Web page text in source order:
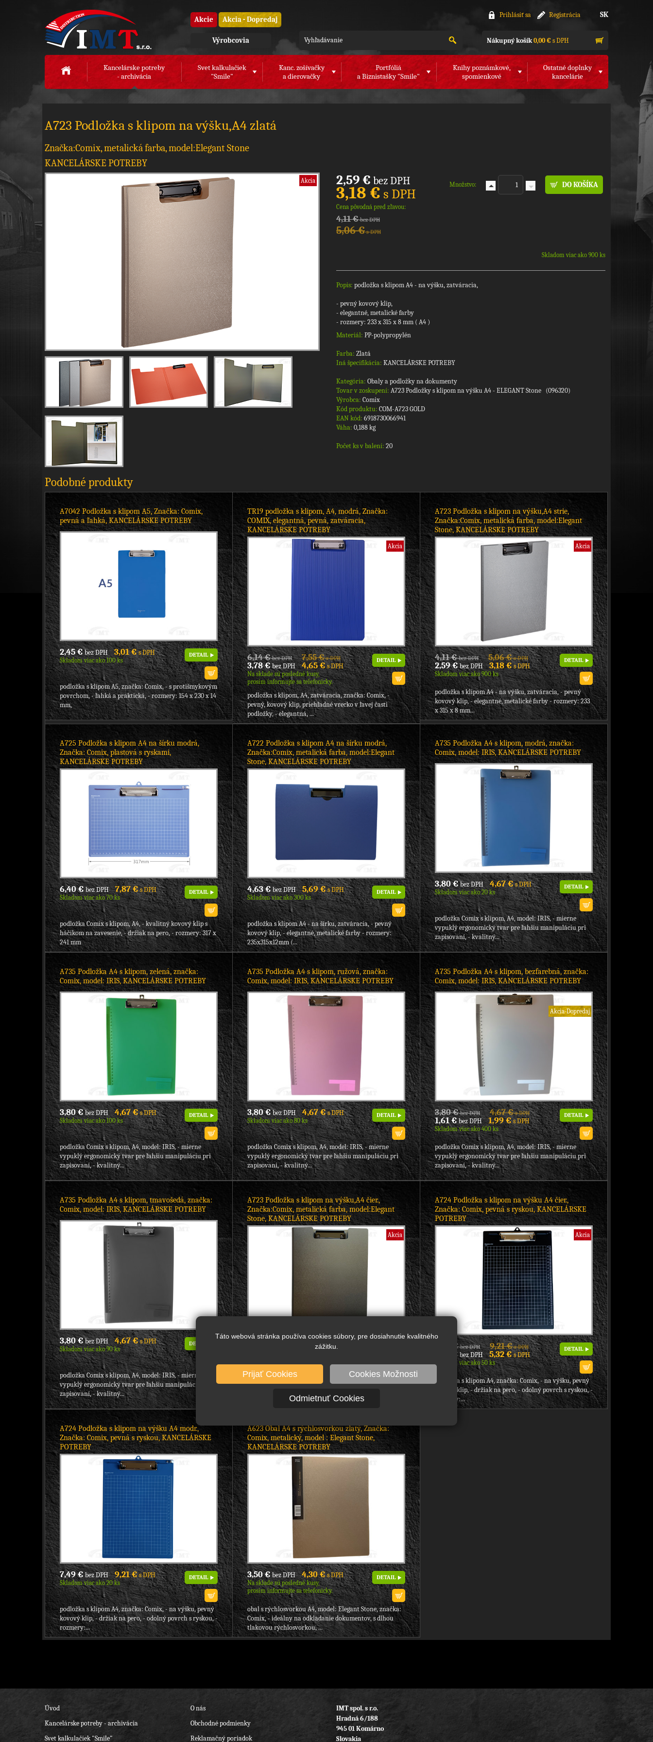
Táto webová stránka používa cookies súbory, pre dosiahnutie kvalitného
zážitku.
Prijať Cookies Cookies Možnosti
Odmietnuť Cookies
Akcie Akcia - Dopredaj
Prihlásiť sa Registrácia SK
Výrobcovia Nákupný košík0,00 €s DPH
Kancelárske potreby
- archivácia
Svet kalkulačiek
"Smile"
Kanc. zošívačky
a dierovačky
Portfóliá
a Biznistašky "Smile"
Knihy poznámkové,
spomienkové
Ostatné doplnky
kancelárie
A723 Podložka s klipom na výšku,A4 zlatá
Značka:Comix, metalická farba, model:Elegant Stone
KANCELÁRSKE POTREBY
Akcia 2,59 € bez DPH
3,18 € s DPH
Cena pôvodná pred zľavou:
4,11 €bez DPH
5,06 €s DPH
Množstvo:
Skladom viac ako 900 ks
Popis: podložka s klipom A4 - na výšku, zatváracia,
- pevný kovový klip,
- elegantné, metalické farby
- rozmery: 233 x 315 x 8 mm ( A4 )
Materiál: PP-polypropylén
Farba: Zlatá
Iná špecifikácia: KANCELÁRSKE POTREBY
Kategória: Obaly a podložky na dokumenty
Tovar v zoskupení: A723 Podložky s klipom na výšku A4 - ELEGANT Stone (096320)
Výrobca: Comix
Kód produktu: COM-A723 GOLD
EAN kód: 6918730066941
Váha: 0,188 kg
Počet ks v balení: 20
Podobné produkty
A7042 Podložka s klipom A5, Značka: Comix,
pevná a ľahká, KANCELÁRSKE POTREBY
2,45 €bez DPH 3,01 €s DPH
Skladom viac ako 100 ks
DETAIL
podložka s klipom A5, značka: Comix, - s protišmykovým
povrchom, - ľahká a praktická, - rozmery: 154 x 230 x 14
mm,
TR19 podložka s klipom, A4, modrá, Značka:
COMIX, elegantná, pevná, zatváracia,
KANCELÁRSKE POTREBY
Akcia
6,14 €bez DPH 7,55 €s DPH
3,78 €bez DPH 4,65 €s DPH
Na sklade sú posledné kusy,
prosím informujte sa telefonicky.
DETAIL
podložka s klipom, A4, zatváracia, značka: Comix, -
pevný, kovový klip, priehľadné vrecko v ľavej časti
podložky, - elegantná, ...
A723 Podložka s klipom na výšku,A4 strie,
Značka:Comix, metalická farba, model:Elegant
Stone, KANCELÁRSKE POTREBY
Akcia
4,11 €bez DPH 5,06 €s DPH
2,59 €bez DPH 3,18 €s DPH
Skladom viac ako 900 ks
DETAIL
podložka s klipom A4 - na výšku, zatváracia, - pevný
kovový klip, - elegantné, metalické farby - rozmery: 233
x 315 x 8 mm...
A725 Podložka s klipom A4 na šírku modrá,
Značka: Comix, plastová s ryskami,
KANCELÁRSKE POTREBY
6,40 €bez DPH 7,87 €s DPH
Skladom viac ako 70 ks
DETAIL
podložka Comix s klipom, A4, - kvalitný kovový klip s
háčikom na zavesenie, - držiak na pero, - rozmery: 317 x
241 mm
A722 Podložka s klipom A4 na šírku modrá,
Značka:Comix, metalická farba, model:Elegant
Stone, KANCELÁRSKE POTREBY
4,63 €bez DPH 5,69 €s DPH
Skladom viac ako 300 ks
DETAIL
podložka s klipom A4 - na šírku, zatváracia, - pevný
kovový klip, - elegantné, metalické farby - rozmery:
235x315x12mm (...
A735 Podložka A4 s klipom, modrá, značka:
Comix, model: IRIS, KANCELÁRSKE POTREBY
3,80 €bez DPH 4,67 €s DPH
Skladom viac ako 20 ks
DETAIL
podložka Comix s klipom, A4, model: IRIS, - mierne
vypuklý ergonomický tvar pre ľahšiu manipuláciu pri
zapisovaní, - kvalitný...
A735 Podložka A4 s klipom, zelená, značka:
Comix, model: IRIS, KANCELÁRSKE POTREBY
3,80 €bez DPH 4,67 €s DPH
Skladom viac ako 100 ks
DETAIL
podložka Comix s klipom, A4, model: IRIS, - mierne
vypuklý ergonomický tvar pre ľahšiu manipuláciu pri
zapisovaní, - kvalitný...
A735 Podložka A4 s klipom, ružová, značka:
Comix, model: IRIS, KANCELÁRSKE POTREBY
3,80 €bez DPH 4,67 €s DPH
Skladom viac ako 80 ks
DETAIL
podložka Comix s klipom, A4, model: IRIS, - mierne
vypuklý ergonomický tvar pre ľahšiu manipuláciu pri
zapisovaní, - kvalitný...
A735 Podložka A4 s klipom, bezfarebná, značka:
Comix, model: IRIS, KANCELÁRSKE POTREBY
Akcia-Dopredaj
3,80 €bez DPH 4,67 €s DPH
1,61 €bez DPH 1,99 €s DPH
Skladom viac ako 400 ks
DETAIL
podložka Comix s klipom, A4, model: IRIS, - mierne
vypuklý ergonomický tvar pre ľahšiu manipuláciu pri
zapisovaní, - kvalitný...
A735 Podložka A4 s klipom, tmavošedá, značka:
Comix, model: IRIS, KANCELÁRSKE POTREBY
3,80 €bez DPH 4,67 €s DPH
Skladom viac ako 90 ks
DETAIL
podložka Comix s klipom, A4, model: IRIS, - mierne
vypuklý ergonomický tvar pre ľahšiu manipuláciu pri
zapisovaní, - kvalitný...
A723 Podložka s klipom na výšku,A4 čier.,
Značka:Comix, metalická farba, model:Elegant
Stone, KANCELÁRSKE POTREBY
Akcia
5,06 €s DPH
podložka s klipom A4, model: Elegant Stone, značka:
odolný metalický...
A724 Podložka s klipom na výšku A4 čier.,
Značka: Comix, pevná s ryskou, KANCELÁRSKE
POTREBY
Akcia
7,49 €bez DPH 9,21 €s DPH
4,33 €bez DPH 5,32 €s DPH
Skladom viac ako 50 ks
DETAIL
podložka s klipom A4, značka: Comix, - na výšku, pevný
kovový klip, - držiak na pero, - odolný povrch s ryskou, -
rozmery:...
A724 Podložka s klipom na výšku A4 modr.,
Značka: Comix, pevná s ryskou, KANCELÁRSKE
POTREBY
7,49 €bez DPH 9,21 €s DPH
Skladom viac ako 20 ks
DETAIL
podložka s klipom A4, značka: Comix, - na výšku, pevný
kovový klip, - držiak na pero, - odolný povrch s ryskou, -
rozmery:...
A623 Obal A4 s rýchlosvorkou zlatý, Značka:
Comix, metalický, model : Elegant Stone,
KANCELÁRSKE POTREBY
3,50 €bez DPH 4,30 €s DPH
Na sklade sú posledné kusy,
prosím informujte sa telefonicky.
DETAIL
obal s rýchlosvorkou A4, model: Elegant Stone, značka:
Comix, - ideálny na odkladanie dokumentov, s dlhou
tlakovou rýchlosvorkou, ...
Úvod
Kancelárske potreby - archivácia
Svet kalkulačiek "Smile"
O nás
Obchodné podmienky
Reklamačný poriadok
IMT spol. s r.o.
Hradná 6/188
945 01 Komárno
Slovakia